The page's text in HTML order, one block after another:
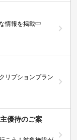
情報を掲載中
リプションプラン
優待のご案